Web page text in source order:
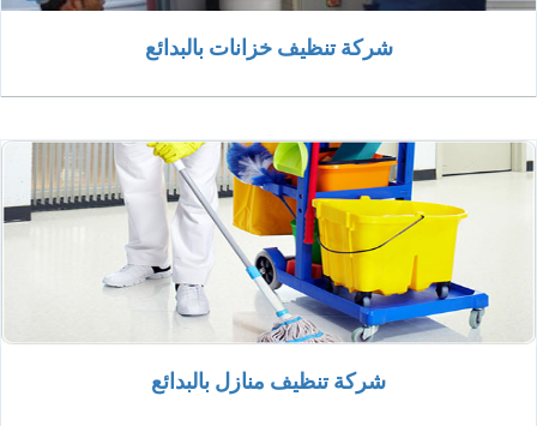
شركة تنظيف خزانات بالبدائع
شركة تنظيف منازل بالبدائع